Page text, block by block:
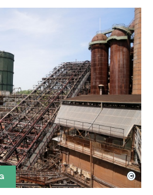
der Völklinger Hütte mit
Völklinger Hütte | Karl
©